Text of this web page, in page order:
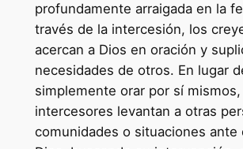
profundamente arraigada en la
través de la intercesión, los
acercan a Dios en oración y
necesidades de otros. En lugar
simplemente orar por sí mismos,
intercesores levantan a otras
comunidades o situaciones ante